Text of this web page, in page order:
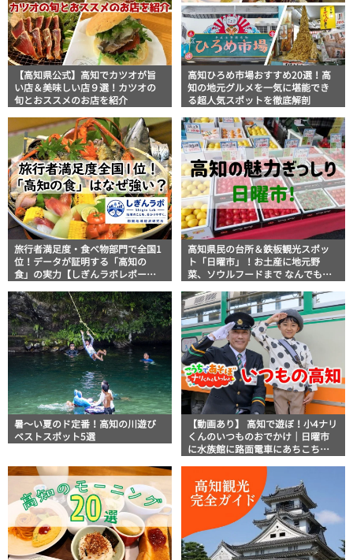
【高知県公式】高知でカツオが旨
い店＆美味しい店９選！カツオの
旬とおススメのお店を紹介
高知ひろめ市場おすすめ20選！高
知の地元グルメを一気に堪能でき
る超人気スポットを徹底解剖
旅行者満足度・食べ物部門で全国1
位！データが証明する「高知の
食」の実力【しぎんラボレポー
高知県民の台所＆鉄板観光スポッ
ト「日曜市」！お土産に地元野
菜、ソウルフードまで なんでもそ
説！
暑～い夏のド定番！高知の川遊び
ベストスポット5選
【動画あり】 高知で遊ぼ！小4ナリ
くんのいつものおでかけ｜日曜市
に水族館に路面電車にあちこち巡